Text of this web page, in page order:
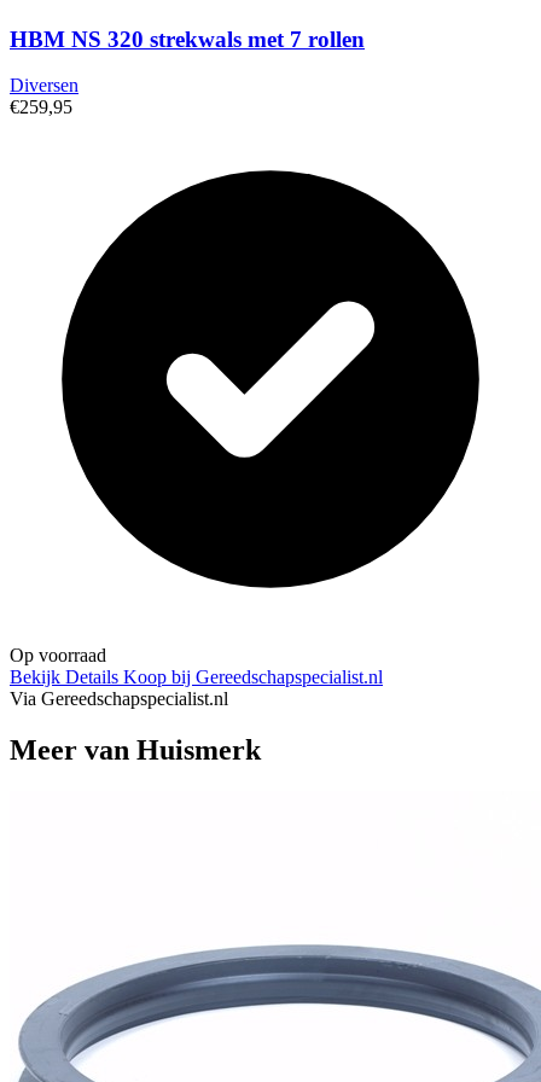
HBM NS 320 strekwals met 7 rollen
Diversen
€259,95
Op voorraad
Bekijk Details Koop bij Gereedschapspecialist.nl
Via Gereedschapspecialist.nl
Meer van Huismerk